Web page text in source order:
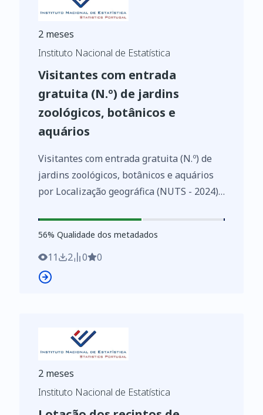
2 meses
Instituto Nacional de Estatística
Visitantes com entrada
gratuita (N.º) de jardins
zoológicos, botânicos e
aquários
Visitantes com entrada gratuita (N.º) de
jardins zoológicos, botânicos e aquários
por Localização geográfica (NUTS - 2024);
zoológicos, botânicos e aquários
https://www.ine.pt/xurl/indx/0012793/PT
56%
56% Qualidade dos metadados
11 2 0 0
2 meses
Instituto Nacional de Estatística